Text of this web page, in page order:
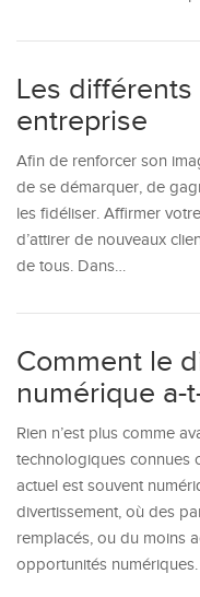
Les
entreprise
Afin de renforcer son
de se démarquer, de
les fidéliser. Affirmer
d’attirer de nouveaux
de tous. Dans…
Comment le
numérique a-
Rien n’est plus comme
technologiques connues
actuel est souvent
divertissement, où des
remplacés, ou du moins
opportunités